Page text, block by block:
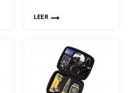
LEER